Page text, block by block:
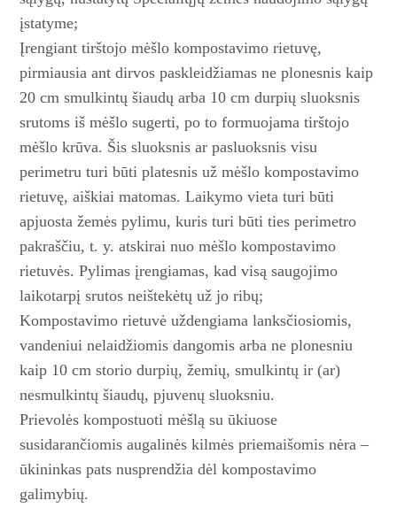
įstatyme;
Įrengiant tirštojo mėšlo kompostavimo rietuvę,
pirmiausia ant dirvos paskleidžiamas ne plonesnis kaip
20 cm smulkintų šiaudų arba 10 cm durpių sluoks­nis
srutoms iš mėšlo sugerti, po to formuojama tirštojo
mėšlo krūva. Šis sluoksnis ar pasluoksnis visu
perimetru turi būti platesnis už mėšlo kompostavimo
rietuvę, aiškiai matomas. Laikymo vieta turi būti
apjuosta žemės pylimu, kuris turi būti ties perimetro
pakraščiu, t. y. atskirai nuo mėšlo kompostavimo
rietuvės. Pylimas įrengiamas, kad visą saugojimo
laikotarpį srutos neištekėtų už jo ribų;
Kompostavimo rie­tu­vė­ už­dengiama lanksčiosio­mis,
van­deniui nelaidžiomis dangomis arba ne plonesniu
kaip 10 cm storio durpių, žemių, smulkintų ir (ar)
nesmulkintų šiaudų, pjuvenų sluoksniu.
Prievolės kompostuoti mėšlą su ūkiuose
susidarančiomis au­galinės kilmės priemaišomis nėra –
ūkininkas pats nusprendžia dėl kompostavimo
galimybių.